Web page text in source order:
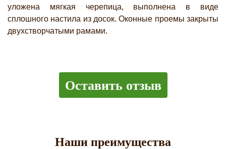
уложена мягкая черепица, выполнена в виде
сплошного настила из досок. Оконные проемы закрыты
двухстворчатыми рамами.
Оставить отзыв
Наши преимущества